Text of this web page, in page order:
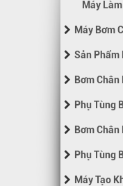
Máy
Máy Bơm
Sản Phẩm
Bơm
Phụ Tùng
Bơm
Phụ Tùng
Máy Tạo